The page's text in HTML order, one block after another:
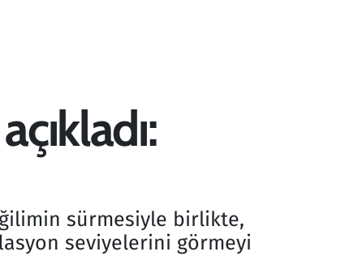
sürmesiyle birlikte,
seviyelerini görmeyi